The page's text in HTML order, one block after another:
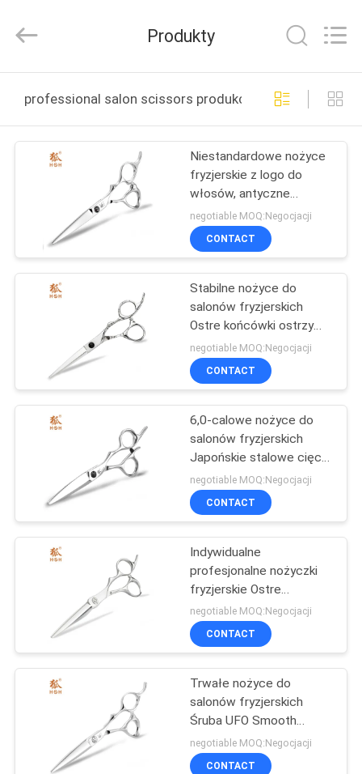
DOM
PRODUKTY
WYCIECZKA
KONTROLA
JAKOŚCI
SKONTAKTUJ
NAMI
POPROSIĆ
WYCENĘ
SITEMAP
PRIVACY
Scissors
Rights
Produkty
professional salon scissors produkcja online
Niestandardowe nożyce
fryzjerskie z logo do
włosów, antyczne
nożyczki fryzjerskie ze
stali nierdzewnej
negotiable MOQ:Negocjacji
CONTACT
Stabilne nożyce do
salonów fryzjerskich
Ostre końcówki ostrzy
Do cięcia włosów
Polerowanie powierzchni
negotiable MOQ:Negocjacji
CONTACT
6,0-calowe nożyce do
salonów fryzjerskich
Japońskie stalowe cięcie
przesuwne 440C Wysoka
gładkość
negotiable MOQ:Negocjacji
CONTACT
Indywidualne
profesjonalne nożyczki
fryzjerskie Ostre
krawędzie Wygodny
uchwyt
negotiable MOQ:Negocjacji
CONTACT
Trwałe nożyce do
salonów fryzjerskich
Śruba UFO Smooth
Handfeel High Precision
negotiable MOQ:Negocjacji
CONTACT